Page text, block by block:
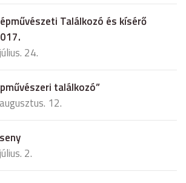
Találkozó és kísérő
24.
találkozó”
12.
2.